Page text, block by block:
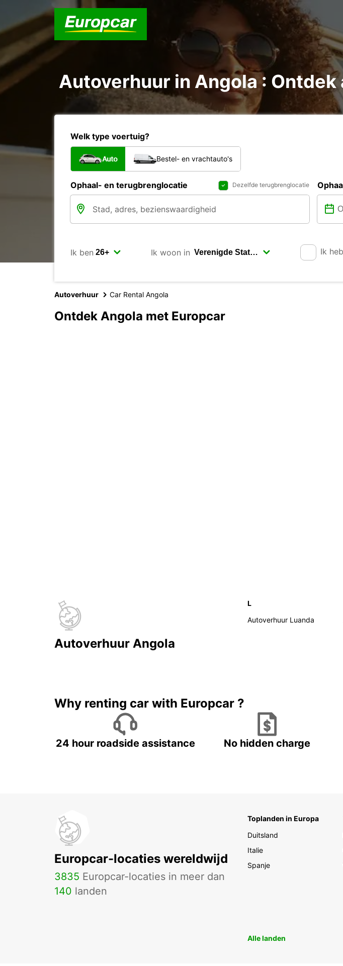
Autoverhuur in Angola :
Welk type voertuig?
Auto Bestel- en vrachtauto's
Ophaal- en terugbrenglocatie Dezelfde terugbrenglocatie
Ik ben Ik woon in Ik
Autoverhuur Car Rental Angola
Ontdek Angola met Europcar
Autoverhuur Angola
L
Autoverhuur Luanda
Why renting car with Europcar ?
24 hour roadside assistance No hidden charge
Europcar-locaties wereldwijd
3835 Europcar-locaties in meer dan
140 landen
Toplanden in Europa
Duitsland
Italie
Spanje
Alle landen